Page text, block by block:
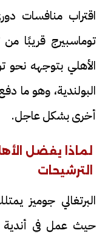
اقتراب منافسات
توماسبيرج قريبًا
الأهلي بتوجهه نحو
البولندية، وهو ما
أخرى بشكل عاجل.
لماذا يفضل
الترشيحات
البرتغالي جوميز
حيث عمل في أندية